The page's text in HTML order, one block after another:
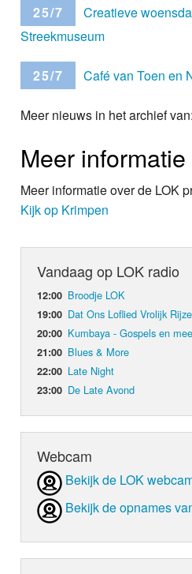
25/7
Creatieve
Streekmuseum
25/7 Café van Toen en
Meer nieuws in het archief van:
Meer informatie
Meer informatie over de LOK
Kijk op Krimpen
Vandaag op LOK radio
12:00 Broodje LOK
19:00 Dat Ons Loflied Vrolijk Rijze
20:00 Kumbaya - Gospels en
21:00 Blues & More
22:00 Late Night
23:00 De Late Avond
Webcam
Bekijk de LOK
Bekijk de opnames